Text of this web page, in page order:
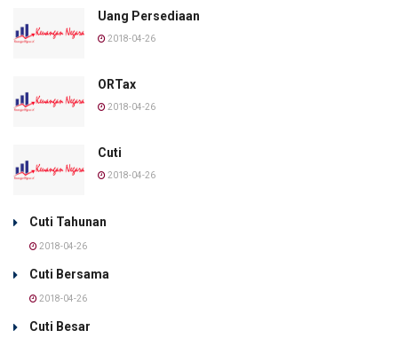
Uang Persediaan
2018-04-26
ORTax
2018-04-26
Cuti
2018-04-26
Cuti Tahunan
2018-04-26
Cuti Bersama
2018-04-26
Cuti Besar